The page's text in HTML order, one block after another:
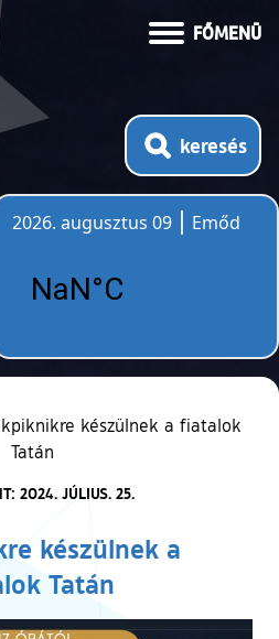
FŐMENÜ
keresés
2026. augusztus 09
Emőd
készülnek a fiatalok
Tatán
2024. JÚLIUS. 25.
készülnek a
Tatán